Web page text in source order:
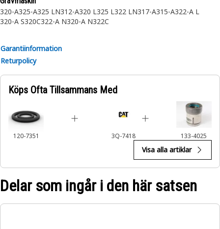
of hydraulic systems.
320-A325-A325 LN312-A320 L325 L322 LN317-A315-A322-A L
320-A S320C322-A N320-A N322C
Garantiinformation
Returpolicy
Köps Ofta Tillsammans Med
120-7351 3Q-7418 133-4025
Visa alla artiklar
Delar som ingår i den här satsen